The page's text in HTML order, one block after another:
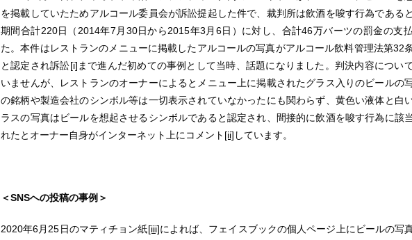
を掲載していたためアルコール委員会が訴訟提起した件で、裁判所は飲酒を唆す行為である
期間合計220日（2014年7月30日から2015年3月6日）に対し、合計46万バーツの罰金の支
た。本件はレストランのメニューに掲載したアルコールの写真がアルコール飲料管理法第32
と認定され訴訟[i] まで進んだ初めての事例として当時、話題になりました。判決内容につい
いませんが、レストランのオーナーによるとメニュー上に掲載されたグラス入りのビールの
の銘柄や製造会社のシンボル等は一切表示されていなかったにも関わらず、黄色い液体と白
ラスの写真はビールを想起させるシンボルであると認定され、間接的に飲酒を唆す行為に該
れたとオーナー自身がインターネット上にコメント [ii] しています。
＜SNSへの投稿の事例＞
2020年6月25日のマティチョン紙[iii]によれば、フェイスブックの個人ページ上にビールの写